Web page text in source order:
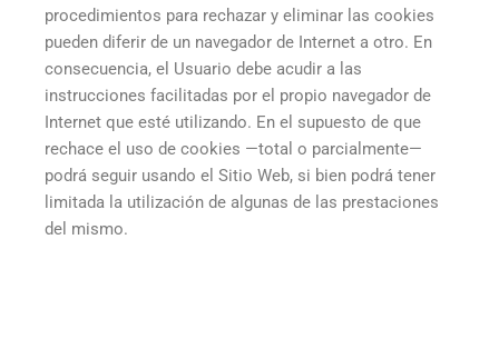
procedimientos para rechazar y eliminar las cookies
pueden diferir de un navegador de Internet a otro. En
consecuencia, el Usuario debe acudir a las
instrucciones facilitadas por el propio navegador de
Internet que esté utilizando. En el supuesto de que
rechace el uso de cookies —total o parcialmente—
podrá seguir usando el Sitio Web, si bien podrá tener
limitada la utilización de algunas de las prestaciones
del mismo.